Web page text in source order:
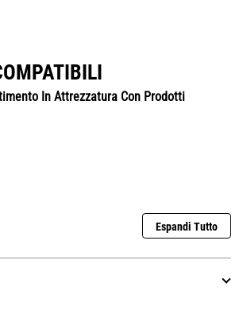
In Attrezzatura Con Prodotti
Espandi Tutto